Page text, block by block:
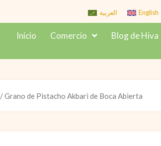
العربية English
Inicio Comercio Blog de Hiva
/ Grano de Pistacho Akbari de Boca Abierta